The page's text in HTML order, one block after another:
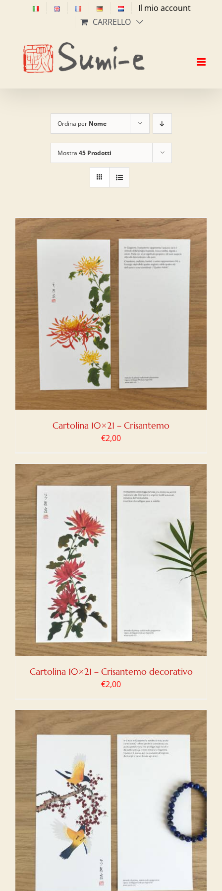
Il mio account
CARRELLO
Ordina per Nome
Mostra 45 Prodotti
Cartolina 10×21 – Crisantemo
€2,00
Cartolina 10×21 – Crisantemo decorativo
€2,00